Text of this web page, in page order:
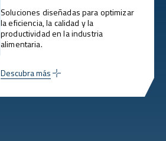
Soluciones diseñadas para optimizar
la eficiencia, la calidad y la
productividad en la industria
alimentaria.
Descubra más